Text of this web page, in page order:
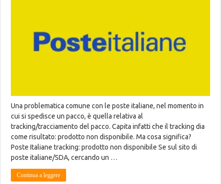
Una problematica comune con le poste italiane, nel momento in
cui si spedisce un pacco, è quella relativa al
tracking/tracciamento del pacco. Capita infatti che il tracking dia
come risultato: prodotto non disponibile. Ma cosa significa?
Poste Italiane tracking: prodotto non disponibile Se sul sito di
poste italiane/SDA, cercando un …
Continua a leggere